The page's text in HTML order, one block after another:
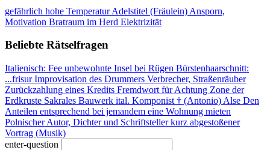
gefährlich hohe TemperaturAdelstitel (Fräulein) Ansporn,
Motivation Bratraum im Herd Elektrizität
Beliebte Rätselfragen
Italienisch: Fee unbewohnte Insel bei Rügen Bürstenhaarschnitt:
...frisurImprovisation des Drummers Verbrecher, Straßenräuber
Zurückzahlung eines Kredits Fremdwort für Achtung Zone der
Erdkruste Sakrales Bauwerk ital. Komponist † (Antonio) Alse Den
Anteilen entsprechend bei jemandem eine Wohnung mieten
Polnischer Autor, Dichter und Schriftstellerkurz abgestoßener
Vortrag (Musik)
enter-question